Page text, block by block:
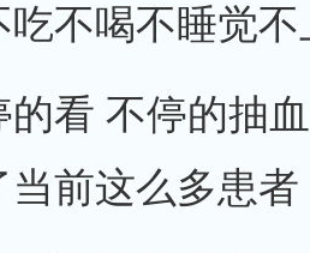
吃不喝不睡觉
的看 不停的抽
前这么多患者